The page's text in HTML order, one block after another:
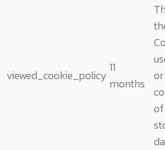
viewed_cookie_policy
11
months